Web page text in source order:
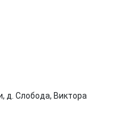
д. Слобода, Виктора